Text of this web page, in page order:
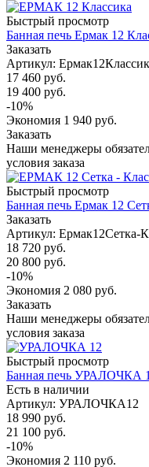
Быстрый просмотр
Банная печь Ермак 12
Заказать
Артикул:
17 460 руб.
19 400 руб.
-10%
Экономия 1 940 руб.
Заказать
Наши менеджеры
условия заказа
Быстрый просмотр
Банная печь Ермак 12
Заказать
Артикул: Ермак12Сетка-
18 720 руб.
20 800 руб.
-10%
Экономия 2 080 руб.
Заказать
Наши менеджеры
условия заказа
Быстрый просмотр
Банная печь УРАЛОЧКА
Есть в наличии
Артикул: УРАЛОЧКА12
18 990 руб.
21 100 руб.
-10%
Экономия 2 110 руб.